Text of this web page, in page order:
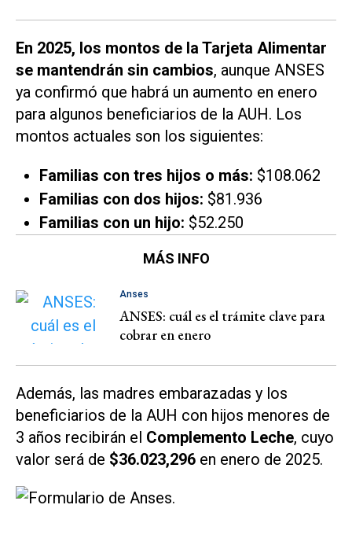
En 2025, los montos de la Tarjeta Alimentar
se mantendrán sin cambios, aunque ANSES
ya confirmó que habrá un aumento en enero
para algunos beneficiarios de la AUH. Los
montos actuales son los siguientes:
Familias con tres hijos o más: $108.062
Familias con dos hijos: $81.936
Familias con un hijo: $52.250
MÁS INFO
Anses
ANSES: cuál es el trámite clave para
cobrar en enero
Además, las madres embarazadas y los
beneficiarios de la AUH con hijos menores de
3 años recibirán el Complemento Leche, cuyo
valor será de $36.023,296 en enero de 2025.